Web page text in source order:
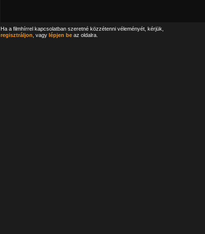
Ha a filmhírrel kapcsolatban szeretné közzétenni véleményét, kérjük,
regisztráljon , vagy lépjen beaz oldalra.